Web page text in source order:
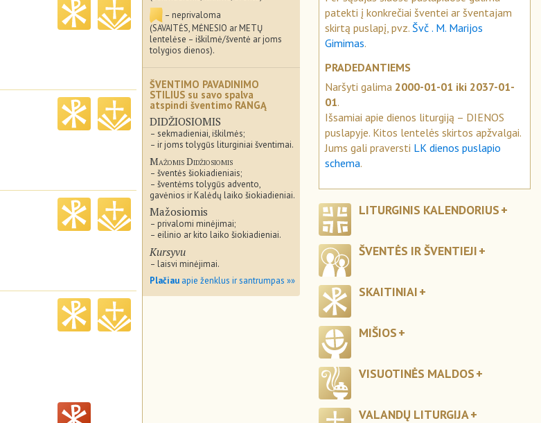
– neprivaloma
(SAVAITĖS, MĖNESIO ar METŲ
lentelėse – iškilmė/šventė ar joms
tolygios dienos).
ŠVENTIMO PAVADINIMO
STILIUS su savo spalva
atspindi šventimo RANGĄ
DIDŽIOSIOMIS
– sekmadieniai, iškilmės;
– ir joms tolygūs liturginiai šventimai.
Mažomis Didžiosiomis
– šventės šiokiadieniais;
– šventėms tolygūs advento,
gavėnios ir Kalėdų laiko šiokiadieniai.
Mažosiomis
– privalomi minėjimai;
– eilinio ar kito laiko šiokiadieniai.
Kursyvu
– laisvi minėjimai.
Plačiau apie ženklus ir santrumpas »»
patekti į konkrečiai šventei ar šventajam
skirtą puslapį, pvz. Švč . M. Marijos
Gimimas.
PRADEDANTIEMS
Naršyti galima 2000-01-01 iki 2037-01-
01.
Išsamiai apie dienos liturgiją – DIENOS
puslapyje. Kitos lentelės skirtos apžvalgai.
Jums gali praversti LK dienos puslapio
schema.
LITURGINIS KALENDORIUS
ŠVENTĖS IR ŠVENTIEJI
SKAITINIAI
MIŠIOS
VISUOTINĖS MALDOS
VALANDŲ LITURGIJA